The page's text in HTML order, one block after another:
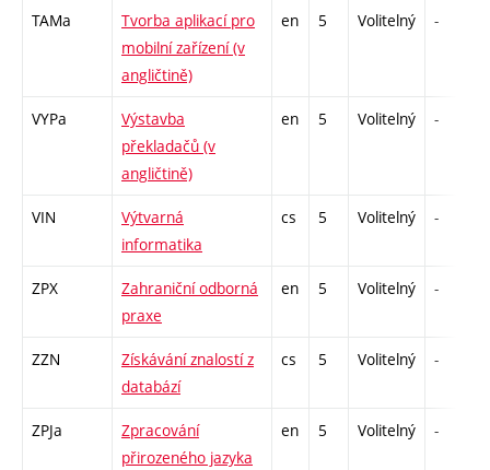
TAMa
Tvorba aplikací pro
mobilní zařízení (v
angličtině)
en 5 Volitelný -
VYPa
Výstavba
překladačů (v
angličtině)
en 5 Volitelný -
VIN
Výtvarná
informatika
cs 5 Volitelný -
ZPX
Zahraniční odborná
praxe
en 5 Volitelný -
ZZN
Získávání znalostí z
databází
cs 5 Volitelný -
ZPJa
Zpracování
přirozeného jazyka
en 5 Volitelný -